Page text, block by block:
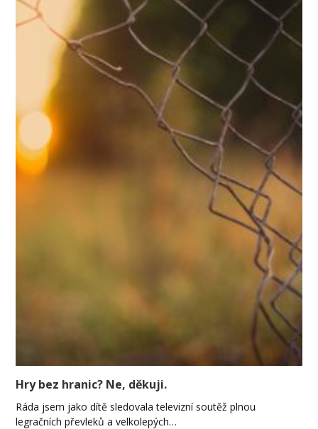
Hry bez hranic? Ne, děkuji.
Ráda jsem jako dítě sledovala televizní soutěž plnou
legračních převleků a velkolepých…